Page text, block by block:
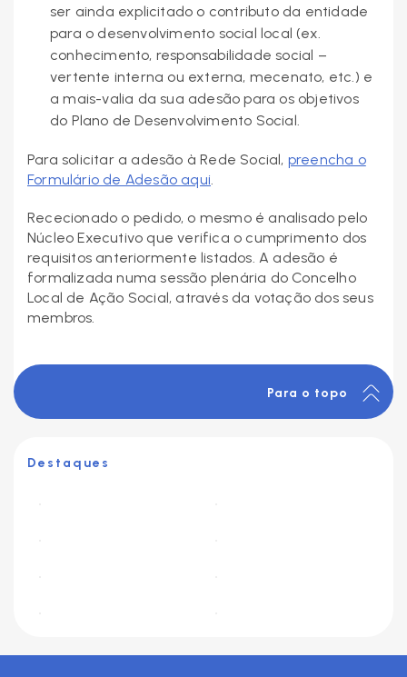
ser ainda explicitado o contributo da entidade
para o desenvolvimento social local (ex.
conhecimento, responsabilidade social –
vertente interna ou externa, mecenato, etc.) e
a mais-valia da sua adesão para os objetivos
do Plano de Desenvolvimento Social.
Para solicitar a adesão à Rede Social, preencha o
Formulário de Adesão aqui.
Rececionado o pedido, o mesmo é analisado pelo
Núcleo Executivo que verifica o cumprimento dos
requisitos anteriormente listados. A adesão é
formalizada numa sessão plenária do Concelho
Local de Ação Social, através da votação dos seus
membros.
Para o topo
Destaques